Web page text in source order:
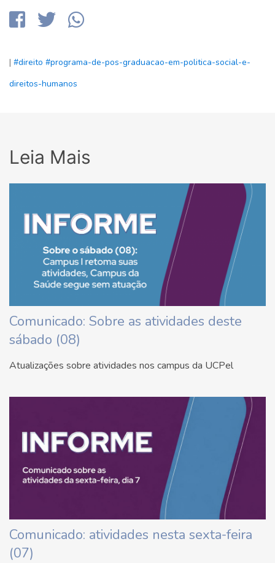
| #direito #programa-de-pos-graduacao-em-politica-social-e-
direitos-humanos
Leia Mais
Comunicado: Sobre as atividades deste
sábado (08)
Atualizações sobre atividades nos campus da UCPel
Comunicado: atividades nesta sexta-feira
(07)